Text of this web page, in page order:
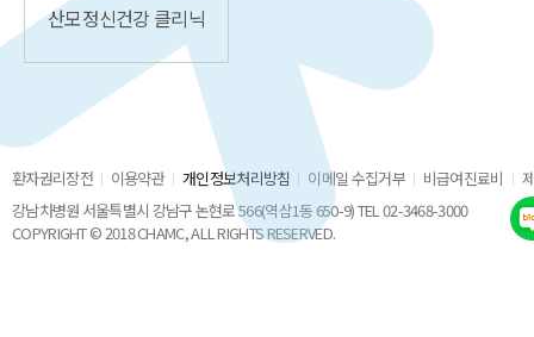
산모정신건강 클리닉
환자권리장전 이용약관 개인정보처리방침 이메일 수집거부 비급여진료비
강남차병원 서울특별시 강남구 논현로 566(역삼1동 650-9) TEL 02-3468-3000
COPYRIGHT © 2018 CHAMC, ALL RIGHTS RESERVED.